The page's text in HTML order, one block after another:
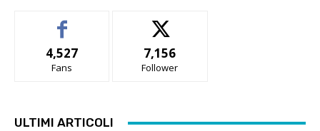
4,527
Fans
7,156
Follower
ULTIMI ARTICOLI